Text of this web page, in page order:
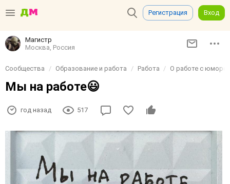
Регистрация Вход
Магистр
Москва, Россия
Сообщества Образование и работа Работа О работе с
Мы на работе😃
год назад 517